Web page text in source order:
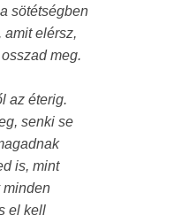
sötétségben
amit elérsz,
meg.
az éterig.
senki se
is, mint
minden
el kell